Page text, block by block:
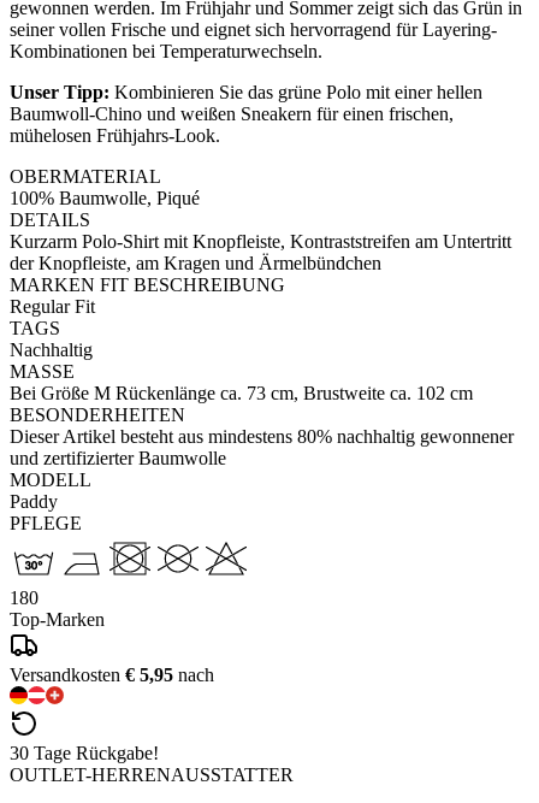
gewonnen werden. Im Frühjahr und Sommer zeigt sich das Grün in
seiner vollen Frische und eignet sich hervorragend für Layering-
Kombinationen bei Temperaturwechseln.
Unser Tipp: Kombinieren Sie das grüne Polo mit einer hellen
Baumwoll-Chino und weißen Sneakern für einen frischen,
mühelosen Frühjahrs-Look.
OBERMATERIAL
100% Baumwolle, Piqué
DETAILS
Kurzarm Polo-Shirt mit Knopfleiste, Kontraststreifen am Untertritt
der Knopfleiste, am Kragen und Ärmelbündchen
MARKEN FIT BESCHREIBUNG
Regular Fit
TAGS
Nachhaltig
MASSE
Bei Größe M Rückenlänge ca. 73 cm, Brustweite ca. 102 cm
BESONDERHEITEN
Dieser Artikel besteht aus mindestens 80% nachhaltig gewonnener
und zertifizierter Baumwolle
MODELL
Paddy
PFLEGE
180
Top-Marken
Versandkosten € 5,95 nach
30 Tage Rückgabe!
OUTLET-HERRENAUSSTATTER